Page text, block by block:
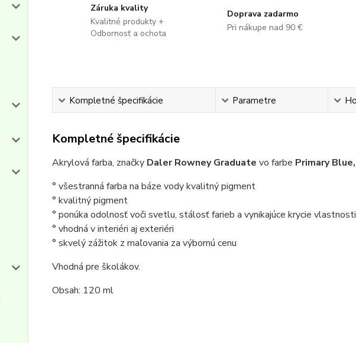
Záruka kvality
Kvalitné produkty +
Odbornosť a ochota
Doprava zadarmo
Pri nákupe nad 90 €
Kompletné špecifikácie Parametre
Kompletné špecifikácie
Akrylová farba, značky Daler Rowney Graduate vo farbe Primary Blue
° všestranná farba na báze vody kvalitný pigment
° kvalitný pigment
° ponúka odolnosť voči svetlu, stálosť farieb a vynikajúce krycie
° vhodná v interiéri aj exteriéri
° skvelý zážitok z maľovania za výbornú cenu
Vhodná pre školákov.
Obsah: 120 ml